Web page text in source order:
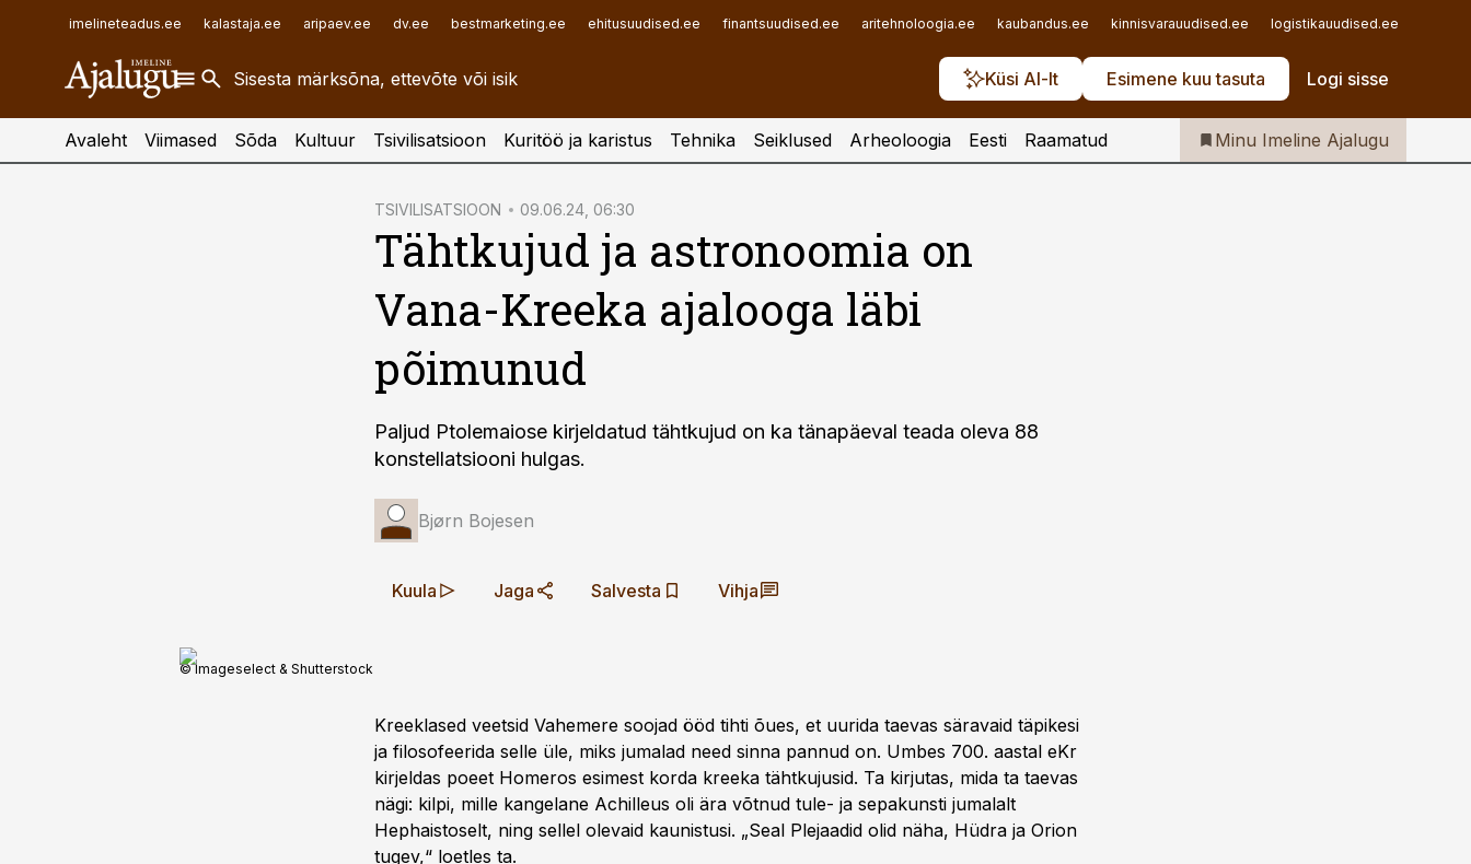
imelineteadus.ee kalastaja.ee aripaev.ee dv.ee bestmarketing.ee ehitusuudised.ee finantsuudised.ee aritehnoloogia.ee kaubandus.ee kinnisvarauudised.ee logistikauudised.ee
Küsi AI-lt Esimene kuu tasuta Logi sisse
finantsuudised.ee
aritehnoloogia.ee
toostusuudised.ee
Iseteenindus
Telli Imeline Ajalugu
Avaleht Viimased Sõda Kultuur Tsivilisatsioon Kuritöö ja karistus Tehnika Seiklused Arheoloogia Eesti Raamatud Minu Imeline Ajalugu
TSIVILISATSIOON 09.06.24, 06:30
Tähtkujud ja astronoomia on
Vana-Kreeka ajalooga läbi
põimunud
Paljud Ptolemaiose kirjeldatud tähtkujud on ka tänapäeval teada oleva 88
konstellatsiooni hulgas.
Bjørn Bojesen
Kuula Jaga Salvesta Vihja
© Imageselect & Shutterstock
Kreeklased veetsid Vahemere soojad ööd tihti õues, et uurida taevas säravaid täpikesi
ja filosofeerida selle üle, miks jumalad need sinna ­pannud on. Umbes 700. aastal eKr
kirjeldas poeet Homeros esimest korda kreeka tähtkujusid. Ta kirjutas, mida ta taevas
nägi: kilpi, mille kangelane Achilleus oli ära võtnud tule- ja sepakunsti jumalalt
Hephaistoselt, ning sellel olevaid kaunistusi. „Seal Plejaadid olid näha, Hüdra ja Orion
tugev,“ loetles ta.